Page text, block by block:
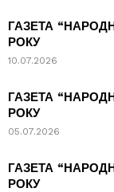
ГАЗЕТА
РОКУ
10.07.2026
ГАЗЕТА
РОКУ
05.07.2026
ГАЗЕТА
РОКУ